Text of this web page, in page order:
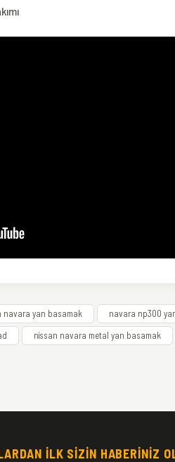
ve diğer konularda yetersiz gördüğünüz
navara yan basamak navara np300
nissan navara metal yan basamak
İLK SİZİN HABERİNİZ